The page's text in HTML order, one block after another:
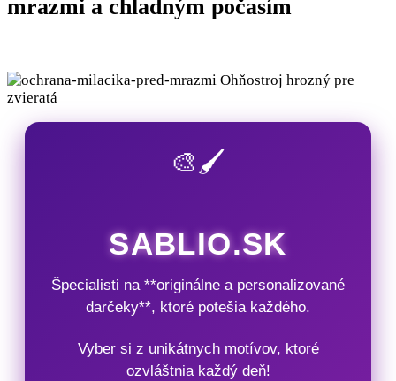
mrazmi a chladným počasím
🎨🖌️
SABLIO.SK
Špecialisti na **originálne a personalizované
darčeky**, ktoré potešia každého.
Vyber si z unikátnych motívov, ktoré
ozvláštnia každý deň!